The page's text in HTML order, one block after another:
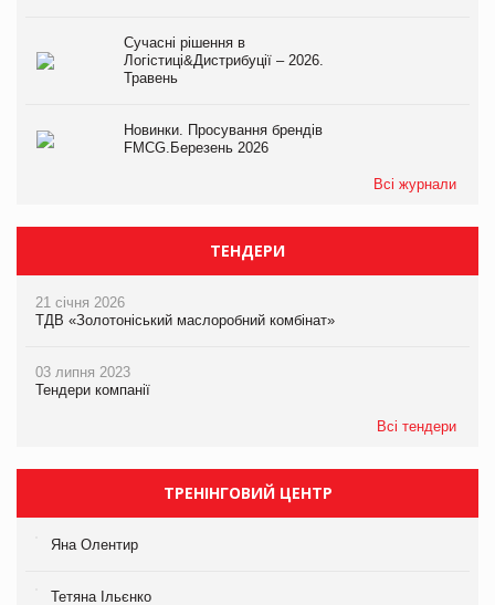
Сучасні рішення в
Логістиці&Дистрибуції – 2026.
Травень
Новинки. Просування брендів
FMCG.Березень 2026
Всі журнали
ТЕНДЕРИ
21 січня 2026
ТДВ «Золотоніський маслоробний комбінат»
03 липня 2023
Тендери компанії
Всі тендери
ТРЕНІНГОВИЙ ЦЕНТР
Яна Олентир
Тетяна Ільєнко